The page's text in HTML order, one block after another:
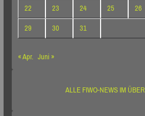
22
23 24 25 26
29
30
31
« Apr. Juni »
ALLE FIWO-NEWS IM